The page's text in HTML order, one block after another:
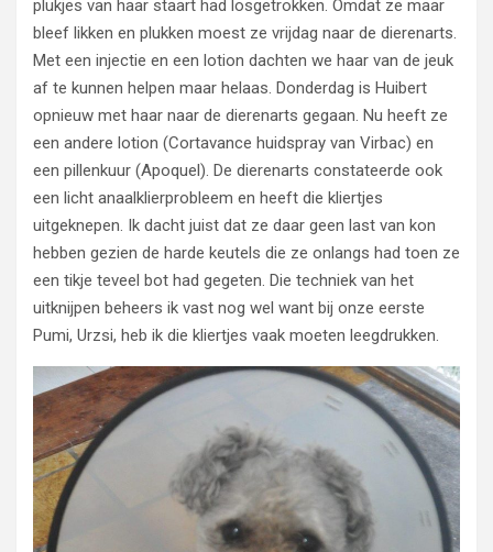
plukjes van haar staart had losgetrokken. Omdat ze maar
bleef likken en plukken moest ze vrijdag naar de dierenarts.
Met een injectie en een lotion dachten we haar van de jeuk
af te kunnen helpen maar helaas. Donderdag is Huibert
opnieuw met haar naar de dierenarts gegaan. Nu heeft ze
een andere lotion (Cortavance huidspray van Virbac) en
een pillenkuur (Apoquel). De dierenarts constateerde ook
een licht anaalklierprobleem en heeft die kliertjes
uitgeknepen. Ik dacht juist dat ze daar geen last van kon
hebben gezien de harde keutels die ze onlangs had toen ze
een tikje teveel bot had gegeten. Die techniek van het
uitknijpen beheers ik vast nog wel want bij onze eerste
Pumi, Urzsi, heb ik die kliertjes vaak moeten leegdrukken.